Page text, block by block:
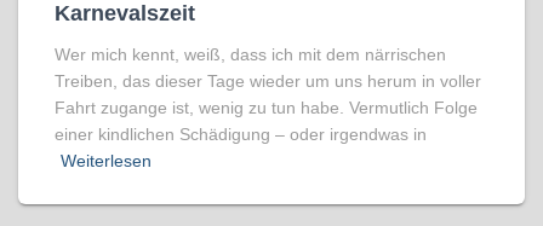
Karnevalszeit
Wer mich kennt, weiß, dass ich mit dem närrischen
Treiben, das dieser Tage wieder um uns herum in voller
Fahrt zugange ist, wenig zu tun habe. Vermutlich Folge
einer kindlichen Schädigung – oder irgendwas in
Weiterlesen